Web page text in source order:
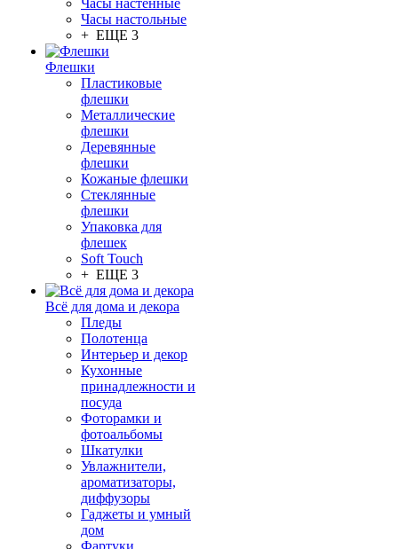
Часы настенные
Часы настольные
+ ЕЩЕ 3
Флешки
Пластиковые
флешки
Металлические
флешки
Деревянные
флешки
Кожаные флешки
Стеклянные
флешки
Упаковка для
флешек
Soft Touch
+ ЕЩЕ 3
Всё для дома и декора
Пледы
Полотенца
Интерьер и декор
Кухонные
принадлежности и
посуда
Фоторамки и
фотоальбомы
Шкатулки
Увлажнители,
ароматизаторы,
диффузоры
Гаджеты и умный
дом
Фартуки